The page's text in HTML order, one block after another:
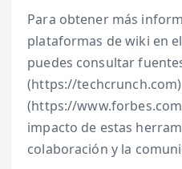
Para obtener más
plataformas de wiki en
puedes consultar
(https://
(https://
impacto de estas
colaboración y la